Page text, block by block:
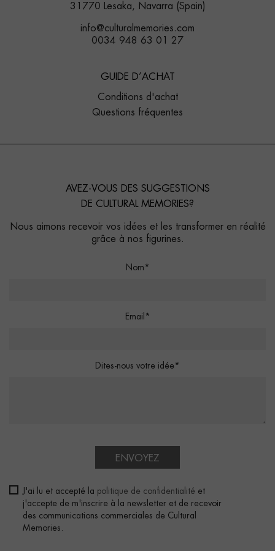
31770 Lesaka, Navarra (Spain)
info@culturalmemories.com
0034 948 63 01 27
GUIDE D’ACHAT
Conditions d'achat
Questions fréquentes
AVEZ-VOUS DES SUGGESTIONS
DE CULTURAL MEMORIES?
Nous aimons recevoir vos idées et les transformer en réalité
grâce à nos figurines.
Nom*
Email*
Dites-nous votre idée*
ENVOYEZ
J'ai lu et accepté la politique de confidentialité et
j'accepte de m'inscrire à la newsletter et de recevoir
des communications commerciales de Cultural
Memories.